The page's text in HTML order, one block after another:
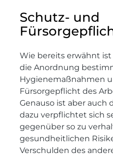
Schutz- und
Wie bereits erwähnt
die Anordnung
Hygienemaßnahmen
Fürsorgepflicht des
Genauso ist aber auch
dazu verpflichtet sich
gegenüber so zu
gesundheitlichen
Verschulden des